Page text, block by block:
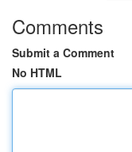
Comments
Submit a Comment
No HTML